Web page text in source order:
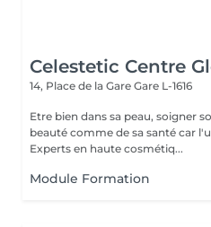
Celestetic Centre
14, Place de la Gare Gare L-1616
Etre bien dans sa peau, soigner
beauté comme de sa santé car
Experts en haute cosmétiq...
Module Formation